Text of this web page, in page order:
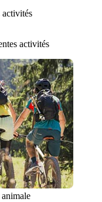
activités